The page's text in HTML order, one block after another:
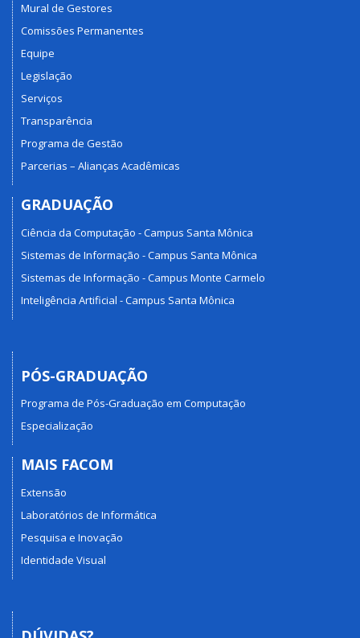
Mural de Gestores
Comissões Permanentes
Equipe
Legislação
Serviços
Transparência
Programa de Gestão
Parcerias – Alianças Acadêmicas
GRADUAÇÃO
Ciência da Computação - Campus Santa Mônica
Sistemas de Informação - Campus Santa Mônica
Sistemas de Informação - Campus Monte Carmelo
Inteligência Artificial - Campus Santa Mônica
PÓS-GRADUAÇÃO
Programa de Pós-Graduação em Computação
Especialização
MAIS FACOM
Extensão
Laboratórios de Informática
Pesquisa e Inovação
Identidade Visual